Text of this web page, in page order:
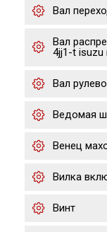
Вал
Вал
4jj1-t isuzu
Вал
Ведомая
Венец
Вилка
Винт